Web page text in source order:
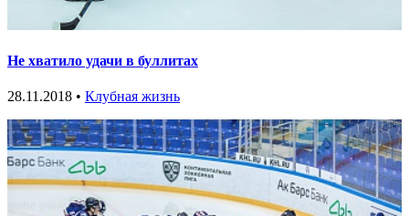
Не хватило удачи в буллитах
28.11.2018 • Клубная жизнь